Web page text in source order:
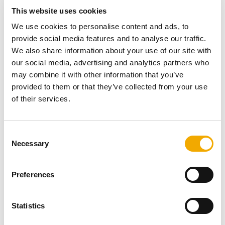
This website uses cookies
We use cookies to personalise content and ads, to
provide social media features and to analyse our traffic.
We also share information about your use of our site with
our social media, advertising and analytics partners who
may combine it with other information that you’ve
provided to them or that they’ve collected from your use
of their services.
Necessary
Preferences
Statistics
ma jakość paliwa – należy wybierać najlepsze, co
systemu kominowego.
Kominy stalowe Gdańsk – krótka
Czym wyróżniają się kominy stalowe? Kominy stalowe
warunki atmosferyczne – są w pełni odporne na korozję.
Mogą być stosowane wewnątrz i na zewnątrz. W razie
potrzeb są dostawiane do już istniejących budynków, w
których wymagany jest dodatkowy kanał odprowadzania